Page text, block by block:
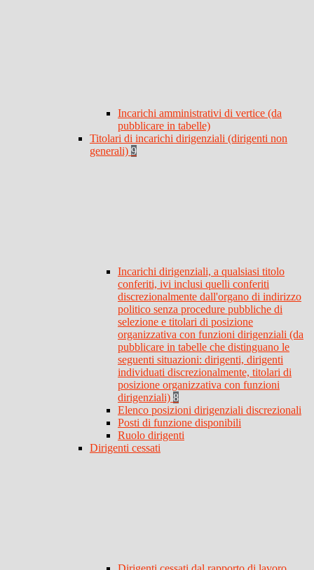
Incarichi amministrativi di vertice (da
pubblicare in tabelle)
Titolari di incarichi dirigenziali (dirigenti non
generali) 9
Incarichi dirigenziali, a qualsiasi titolo
conferiti, ivi inclusi quelli conferiti
discrezionalmente dall'organo di indirizzo
politico senza procedure pubbliche di
selezione e titolari di posizione
organizzativa con funzioni dirigenziali (da
pubblicare in tabelle che distinguano le
seguenti situazioni: dirigenti, dirigenti
individuati discrezionalmente, titolari di
posizione organizzativa con funzioni
dirigenziali) 8
Elenco posizioni dirigenziali discrezionali
Posti di funzione disponibili
Ruolo dirigenti
Dirigenti cessati